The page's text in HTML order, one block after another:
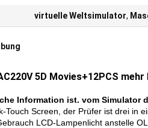
virtuelle Weltsimulator,
5D Movies+12PCS
Information ist. vom Simulator
Touch Screen, der Prüfer ist drei in
LCD-Lampenlicht anstelle